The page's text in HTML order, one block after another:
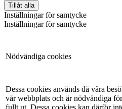
Tillåt alla
Inställningar för samtycke
Inställningar för samtycke
Nödvändiga cookies
Dessa cookies används då våra
vår webbplats och är nödvändiga
fullt ut. Dessa cookies kan därför